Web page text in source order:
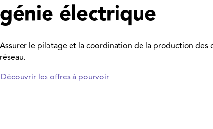
génie électrique
Assurer le pilotage et la coordination de la production des
réseau.
Découvrir les offres à pourvoir